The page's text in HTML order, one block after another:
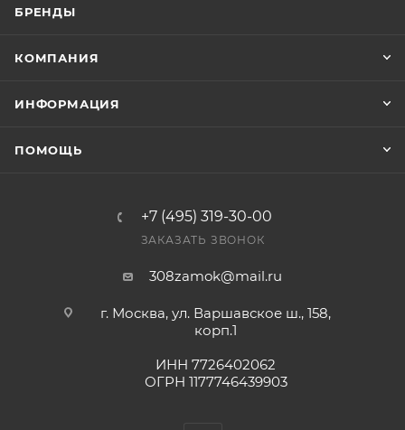
приходит письмо только для подтверждения, что
счете после проверки товара на наличие на складе.
оплата выставленного счета.
БРЕНДЫ
КОМПАНИЯ
ИНФОРМАЦИЯ
ПОМОЩЬ
+7 (495) 319-30-00
ЗАКАЗАТЬ ЗВОНОК
308zamok@mail.ru
г. Москва, ул. Варшавское ш., 158,
корп.1
ИНН 7726402062
ОГРН 1177746439903